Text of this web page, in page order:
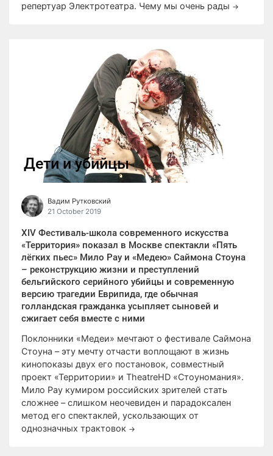
репертуар Электротеатра. Чему мы очень рады →
Дети и убийцы
Вадим Рутковский
21 October 2019
XIV Фестиваль-школа современного искусства
«Территория» показал в Москве спектакли «Пять
лёгких пьес» Мило Рау и «Медею» Саймона Стоуна
– реконструкцию жизни и преступлений
бельгийского серийного убийцы и современную
версию трагедии Еврипида, где обычная
голландская гражданка усыпляет сыновей и
сжигает себя вместе с ними
Поклонники «Медеи» мечтают о фестивале Саймона
Стоуна – эту мечту отчасти воплощают в жизнь
кинопоказы двух его постановок, совместный
проект «Территории» и TheatreHD «Стоуномания».
Мило Рау кумиром российских зрителей стать
сложнее – слишком неочевиден и парадоксален
метод его спектаклей, ускользающих от
однозначных трактовок →